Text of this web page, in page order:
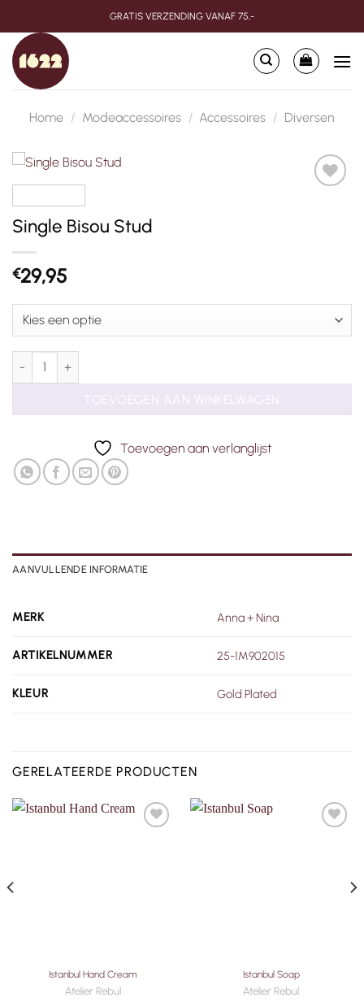
naar
inhoud
GRATIS VERZENDING VANAF 75,-
Home / Modeaccessoires / Accessoires / Diversen
Single Bisou Stud
€29,95
Single Bisou Stud aantal
TOEVOEGEN AAN WINKELWAGEN
Toevoegen aan verlanglijst
AANVULLENDE INFORMATIE
MERK Anna + Nina
ARTIKELNUMMER 25-1M902015
KLEUR Gold Plated
GERELATEERDE PRODUCTEN
Istanbul Hand Cream
Atelier Rebul
Istanbul Soap
Atelier Rebul